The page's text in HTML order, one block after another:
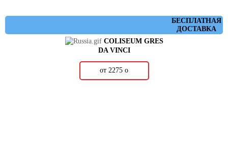
БЕСПЛАТНАЯ
ДОСТАВКА
COLISEUM GRES
DA VINCI
от 2275 о